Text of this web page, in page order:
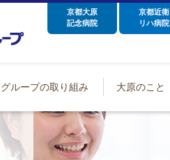
グループの取り組み 大原のこと
京都大原
記念病院
京都近衛
リハ病院